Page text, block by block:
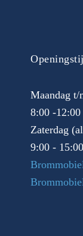
Maandag
8:00 -
Zaterdag
9:00 -